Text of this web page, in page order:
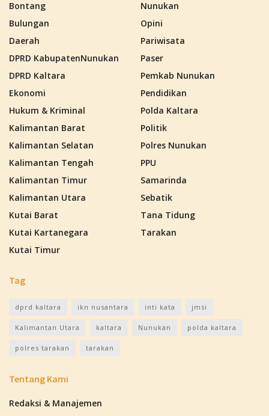
Bontang
Bulungan
Daerah
DPRD KabupatenNunukan
DPRD Kaltara
Ekonomi
Hukum & Kriminal
Kalimantan Barat
Kalimantan Selatan
Kalimantan Tengah
Kalimantan Timur
Kalimantan Utara
Kutai Barat
Kutai Kartanegara
Kutai Timur
Nunukan
Opini
Pariwisata
Paser
Pemkab Nunukan
Pendidikan
Polda Kaltara
Politik
Polres Nunukan
PPU
Samarinda
Sebatik
Tana Tidung
Tarakan
Tag
dprd kaltara ikn nusantara inti kata jmsi
Kalimantan Utara kaltara Nunukan polda kaltara
polres tarakan tarakan
Tentang Kami
Redaksi & Manajemen